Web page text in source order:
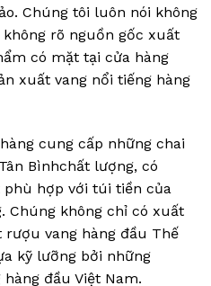
Chúng tôi luôn nói không
rõ nguồn gốc xuất
có mặt tại cửa hàng
xuất vang nổi tiếng hàng
cung cấp những chai
Bìnhchất lượng, có
hợp với túi tiền của
Chúng không chỉ có xuất
vang hàng đầu Thế
kỹ lưỡng bởi những
đầu Việt Nam.